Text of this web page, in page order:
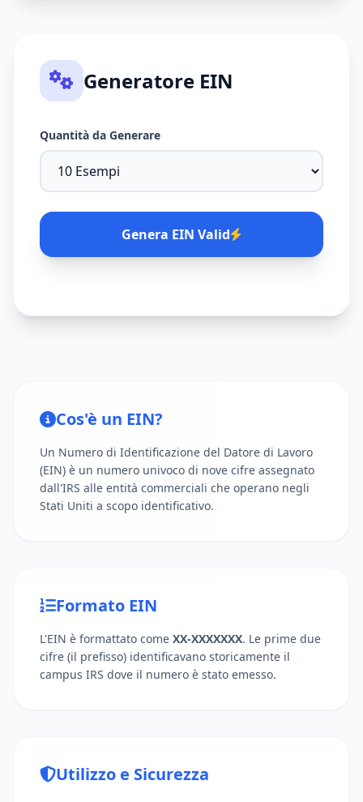
Generatore EIN
Quantità da Generare
Genera EIN Valid
Cos'è un EIN?
Un Numero di Identificazione del Datore di Lavoro
(EIN) è un numero univoco di nove cifre assegnato
dall'IRS alle entità commerciali che operano negli
Stati Uniti a scopo identificativo.
Formato EIN
L'EIN è formattato come XX-XXXXXXX. Le prime due
cifre (il prefisso) identificavano storicamente il
campus IRS dove il numero è stato emesso.
Utilizzo e Sicurezza